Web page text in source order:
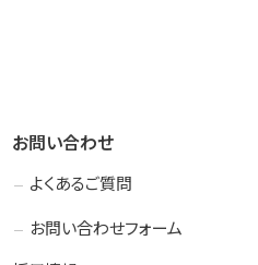
お問い合わせ
よくあるご質問
お問い合わせフォーム